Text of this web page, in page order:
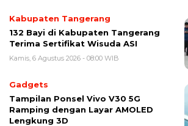
Kabupaten Tangerang
132 Bayi di Kabupaten Tangerang
Terima Sertifikat Wisuda ASI
Kamis, 6 Agustus 2026 - 08:00 WIB
Gadgets
Tampilan Ponsel Vivo V30 5G
Ramping dengan Layar AMOLED
Lengkung 3D